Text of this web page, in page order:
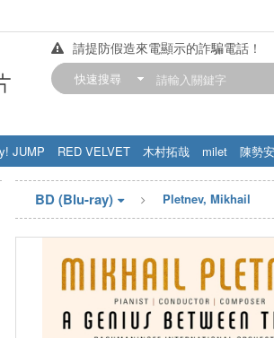
佳佳唱片
請提防假造來電顯示的詐騙電話！
【中華門市營業時間調整公告】
快速搜尋
JUMP RED VELVET 木村拓哉 milet
陳勢安
仲 周杰伦
BD (Blu-ray) Pletnev, Mikhail